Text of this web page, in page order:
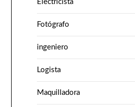
Electricista
Fotógrafo
ingeniero
Logista
Maquilladora